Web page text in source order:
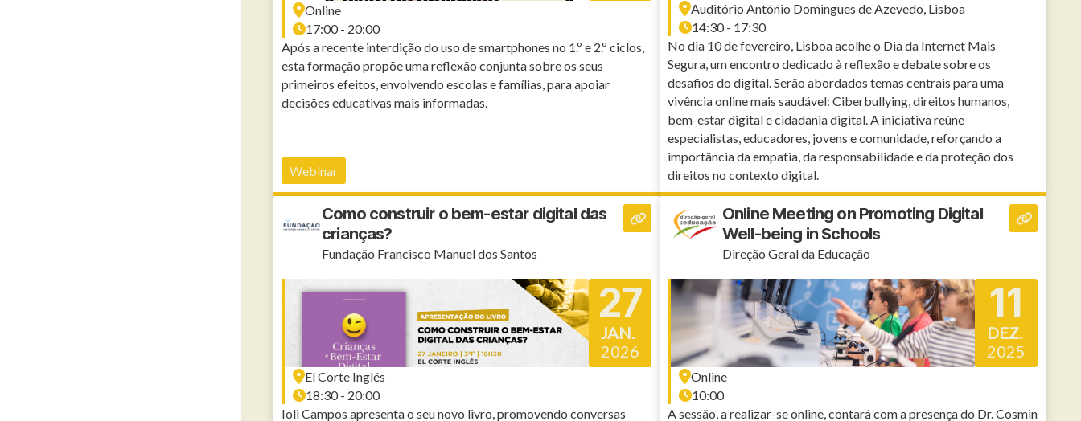
Online
17:00 - 20:00
Após a recente interdição do uso de smartphones no 1.º e 2.º ciclos,
esta formação propõe uma reflexão conjunta sobre os seus
primeiros efeitos, envolvendo escolas e famílias, para apoiar
decisões educativas mais informadas.
Webinar
Auditório António Domingues de Azevedo, Lisboa
14:30 - 17:30
No dia 10 de fevereiro, Lisboa acolhe o Dia da Internet Mais
Segura, um encontro dedicado à reflexão e debate sobre os
desafios do digital. Serão abordados temas centrais para uma
vivência online mais saudável: Ciberbullying, direitos humanos,
bem-estar digital e cidadania digital. A iniciativa reúne
especialistas, educadores, jovens e comunidade, reforçando a
importância da empatia, da responsabilidade e da proteção dos
direitos no contexto digital.
Como construir o bem-estar digital das
crianças?
Fundação Francisco Manuel dos Santos
27
JAN.
2026
El Corte Inglés
18:30 - 20:00
Ioli Campos apresenta o seu novo livro, promovendo conversas
Online Meeting on Promoting Digital
Well-being in Schools
Direção Geral da Educação
11
DEZ.
2025
Online
10:00
A sessão, a realizar-se online, contará com a presença do Dr. Cosmin